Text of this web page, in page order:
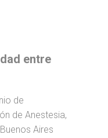
entre
de
de Anestesia,
Aires